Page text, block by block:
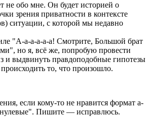
не обо мне. Он будет историей о
зрения приватности в контексте
ситуации, с которой мы недавно
"А-а-а-а-а-а! Смотрите, Большой брат
но я, всё же, попробую провести
и выдвинуть правдоподобные гипотезы
то, что произошло.
если кому-то не нравится формат а-
Пишите — исправлюсь.